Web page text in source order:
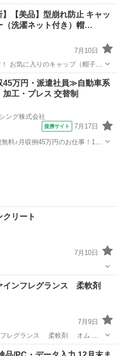
しスタンドです サイズ
約幅75㎝ 奥行き38㎝ 高さ104㎝ お引き取り出来る方 現金で...
品 物干しスタンド
】【美品】型崩れ防止 キャッ
（洗濯ネット付き）帽…
7月10日
お気に入りのキャップ（帽子）
洗機で丸洗いできる「キャップ
シュ洗濯ネットもセットになっ
れ...
用品
万円・派遣社員≫自動車系
工・プレス 交替制
ング株式会社
提携サイト 7月17日
料♪月収例45万円のお仕事！1年
クリート
7月10日
濯用品 支柱
インフレグランス 柔軟剤
7月9日
未開封、未使用 送料等の
洗濯用品 ブーケ